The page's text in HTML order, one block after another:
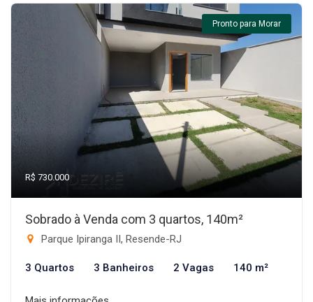
Pronto para Morar
R$ 730.000
Sobrado à Venda com 3 quartos, 140m²
Parque Ipiranga II, Resende-RJ
3 Quartos 3 Banheiros 2 Vagas 140 m²